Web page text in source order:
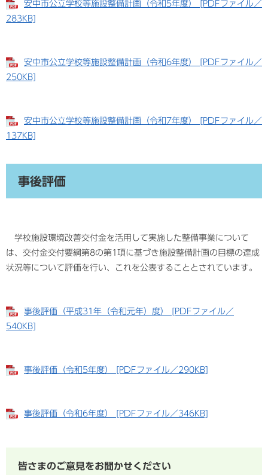
安中市公立学校等施設整備計画（令和5年度） [PDFファイル／
283KB]
安中市公立学校等施設整備計画（令和6年度） [PDFファイル／
250KB]
安中市公立学校等施設整備計画（令和7年度） [PDFファイル／
137KB]
事後評価
学校施設環境改善交付金を活用して実施した整備事業について
は、交付金交付要綱第8の第1項に基づき施設整備計画の目標の達成
状況等について評価を行い、これを公表することとされています。
事後評価（平成31年（令和元年）度） [PDFファイル／
540KB]
事後評価（令和5年度） [PDFファイル／290KB]
事後評価（令和6年度） [PDFファイル／346KB]
皆さまのご意見をお聞かせください